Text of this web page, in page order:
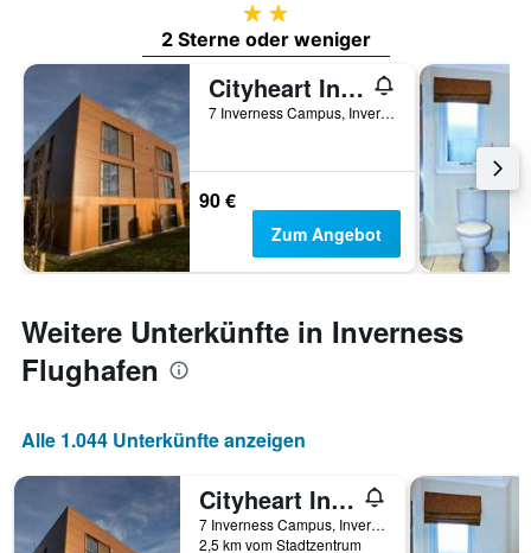
2 Sterne
2 Sterne oder weniger
Cityheart Inverness - Campus Accommodation
7 Inverness Campus, Inverness, Großbritannien
90 €
Zum Angebot
Weitere Unterkünfte in Inverness
Flughafen
Alle 1.044 Unterkünfte anzeigen
Cityheart Inverness - Campus Accommodation
7 Inverness Campus, Inverness, Großbritannien
2,5 km vom Stadtzentrum